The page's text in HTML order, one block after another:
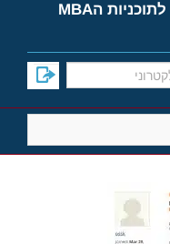
למד על אפשרויות הקבלה לתוכניות הMBA